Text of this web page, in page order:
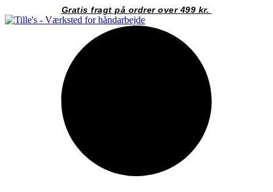
til
Gratis fragt på ordrer over 499 kr.